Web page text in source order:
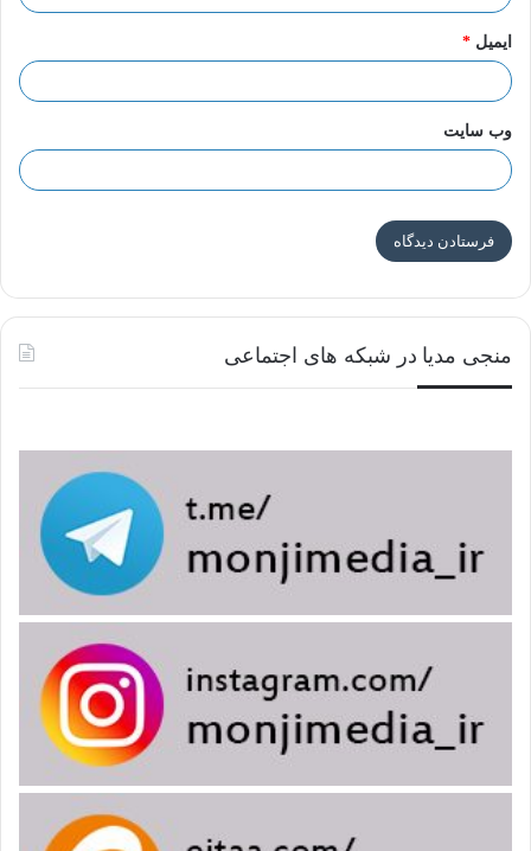
ایمیل *
وب‌ سایت
منجی مدیا در شبکه های اجتماعی